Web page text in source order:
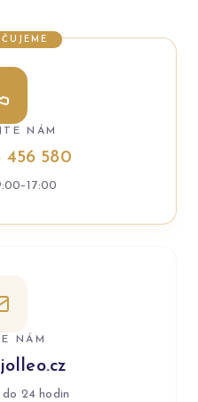
NÁM
456 580
NÁM
24 hodin